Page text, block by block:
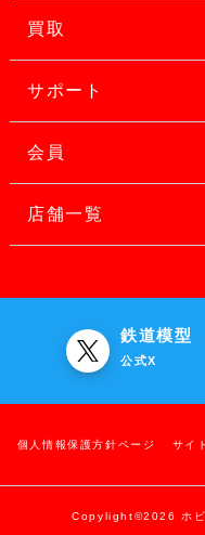
買取
サポート
会員
店舗一覧
鉄道模型
公式X
個人情報保護方針ページ サイ
Copylight©2026 ホ